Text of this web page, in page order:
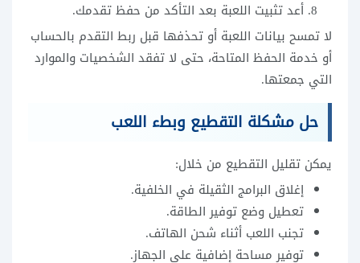
أعد تثبيت اللعبة بعد التأكد من حفظ تقدمك.
لا تمسح بيانات اللعبة أو تحذفها قبل ربط التقدم بالحساب
أو خدمة الحفظ المتاحة، حتى لا تفقد الشخصيات والموارد
التي جمعتها.
حل مشكلة التقطيع وبطء اللعب
يمكن تقليل التقطيع من خلال:
إغلاق البرامج الثقيلة في الخلفية.
تعطيل وضع توفير الطاقة.
تجنب اللعب أثناء شحن الهاتف.
توفير مساحة إضافية على الجهاز.